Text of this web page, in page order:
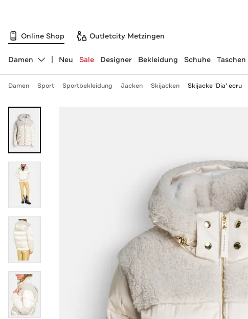
Online Shop Outletcity Metzingen
Abteilung ändern, ausgewählt:
Damen Neu Sale Designer Bekleidung Schuhe Taschen
Damen Sport Sportbekleidung Jacken Skijacken Skijacke 'Dia' ecru